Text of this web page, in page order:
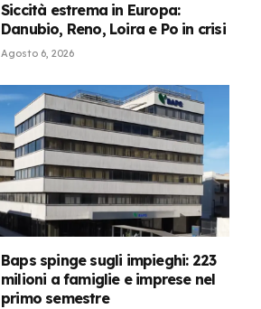
Siccità estrema in Europa:
Danubio, Reno, Loira e Po in crisi
Agosto 6, 2026
Baps spinge sugli impieghi: 223
milioni a famiglie e imprese nel
primo semestre